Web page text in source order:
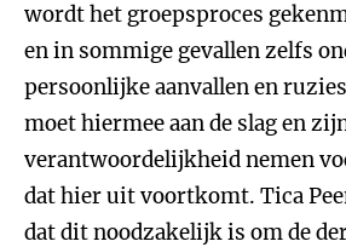
wordt het groepsproces
en in sommige gevallen zelfs
persoonlijke aanvallen en
moet hiermee aan de slag en
verantwoordelijkheid nemen
dat hier uit voortkomt. Tica
dat dit noodzakelijk is om de